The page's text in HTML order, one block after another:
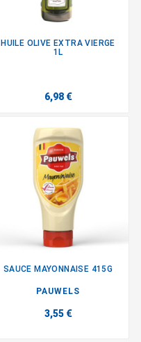
HUILE OLIVE EXTRA VIERGE
1L
6,98 €
SAUCE MAYONNAISE 415G
PAUWELS
3,55 €